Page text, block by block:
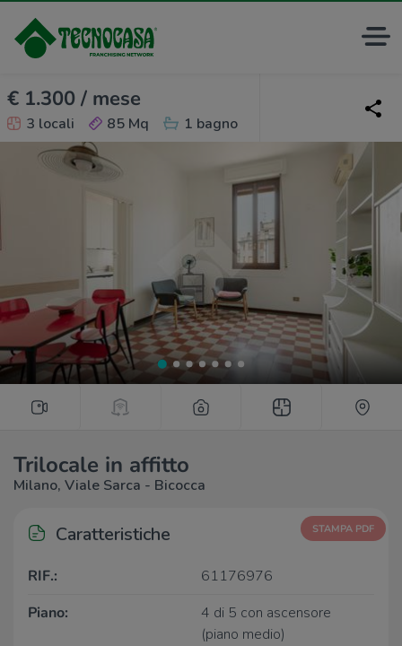
€ 1.300 / mese
3 locali 85 Mq 1 bagno
Trilocale in affitto
Milano, Viale Sarca - Bicocca
Caratteristiche STAMPA PDF
RIF.:
61176976
Piano:
4 di 5 con ascensore
(piano medio)